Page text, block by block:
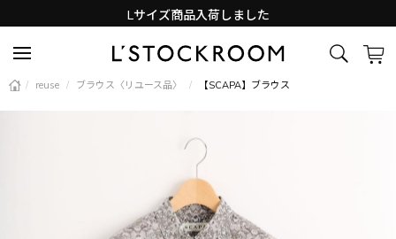
Lサイズ商品入荷しました
/ reuse / ブラウス〈リユース品〉 / 【SCAPA】ブラウス